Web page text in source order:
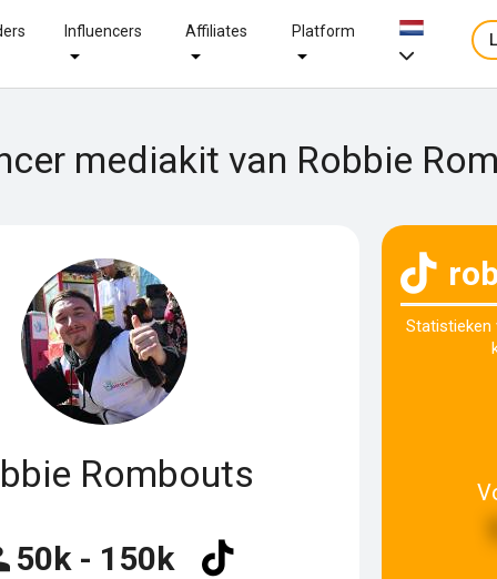
Influencers Affiliates Platform
mediakit van Robbie
Rombouts
50k - 150k